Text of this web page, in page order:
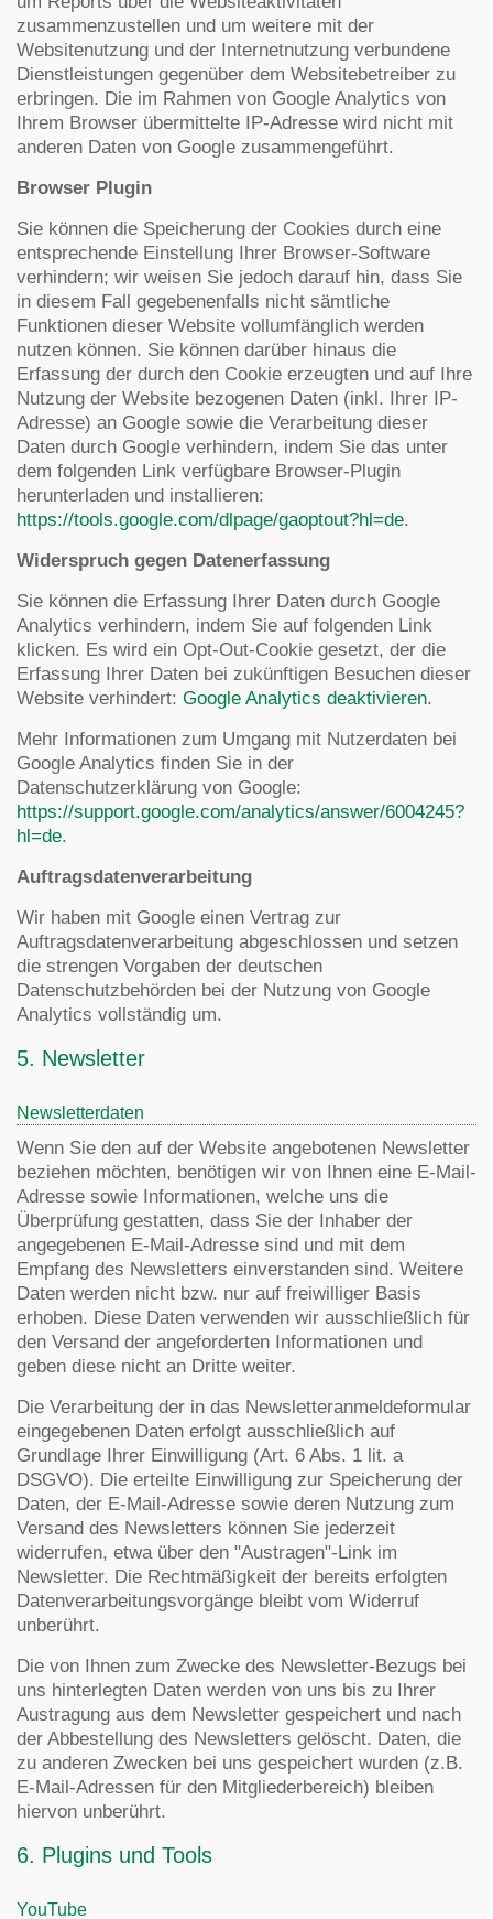
zusammenzustellen und um weitere mit der
Websitenutzung und der Internetnutzung verbundene
Dienstleistungen gegenüber dem Websitebetreiber zu
erbringen. Die im Rahmen von Google Analytics von
Ihrem Browser übermittelte IP-Adresse wird nicht mit
anderen Daten von Google zusammengeführt.
Browser Plugin
Sie können die Speicherung der Cookies durch eine
entsprechende Einstellung Ihrer Browser-Software
verhindern; wir weisen Sie jedoch darauf hin, dass Sie
in diesem Fall gegebenenfalls nicht sämtliche
Funktionen dieser Website vollumfänglich werden
nutzen können. Sie können darüber hinaus die
Erfassung der durch den Cookie erzeugten und auf Ihre
Nutzung der Website bezogenen Daten (inkl. Ihrer IP-
Adresse) an Google sowie die Verarbeitung dieser
Daten durch Google verhindern, indem Sie das unter
dem folgenden Link verfügbare Browser-Plugin
herunterladen und installieren:
https://tools.google.com/dlpage/gaoptout?hl=de.
Widerspruch gegen Datenerfassung
Sie können die Erfassung Ihrer Daten durch Google
Analytics verhindern, indem Sie auf folgenden Link
klicken. Es wird ein Opt-Out-Cookie gesetzt, der die
Erfassung Ihrer Daten bei zukünftigen Besuchen dieser
Website verhindert: Google Analytics deaktivieren.
Mehr Informationen zum Umgang mit Nutzerdaten bei
Google Analytics finden Sie in der
Datenschutzerklärung von Google:
https://support.google.com/analytics/answer/6004245?
hl=de.
Auftragsdatenverarbeitung
Wir haben mit Google einen Vertrag zur
Auftragsdatenverarbeitung abgeschlossen und setzen
die strengen Vorgaben der deutschen
Datenschutzbehörden bei der Nutzung von Google
Analytics vollständig um.
5. Newsletter
Newsletterdaten
Wenn Sie den auf der Website angebotenen Newsletter
beziehen möchten, benötigen wir von Ihnen eine E-Mail-
Adresse sowie Informationen, welche uns die
Überprüfung gestatten, dass Sie der Inhaber der
angegebenen E-Mail-Adresse sind und mit dem
Empfang des Newsletters einverstanden sind. Weitere
Daten werden nicht bzw. nur auf freiwilliger Basis
erhoben. Diese Daten verwenden wir ausschließlich für
den Versand der angeforderten Informationen und
geben diese nicht an Dritte weiter.
Die Verarbeitung der in das Newsletteranmeldeformular
eingegebenen Daten erfolgt ausschließlich auf
Grundlage Ihrer Einwilligung (Art. 6 Abs. 1 lit. a
DSGVO). Die erteilte Einwilligung zur Speicherung der
Daten, der E-Mail-Adresse sowie deren Nutzung zum
Versand des Newsletters können Sie jederzeit
widerrufen, etwa über den "Austragen"-Link im
Newsletter. Die Rechtmäßigkeit der bereits erfolgten
Datenverarbeitungsvorgänge bleibt vom Widerruf
unberührt.
Die von Ihnen zum Zwecke des Newsletter-Bezugs bei
uns hinterlegten Daten werden von uns bis zu Ihrer
Austragung aus dem Newsletter gespeichert und nach
der Abbestellung des Newsletters gelöscht. Daten, die
zu anderen Zwecken bei uns gespeichert wurden (z.B.
E-Mail-Adressen für den Mitgliederbereich) bleiben
hiervon unberührt.
6. Plugins und Tools
YouTube